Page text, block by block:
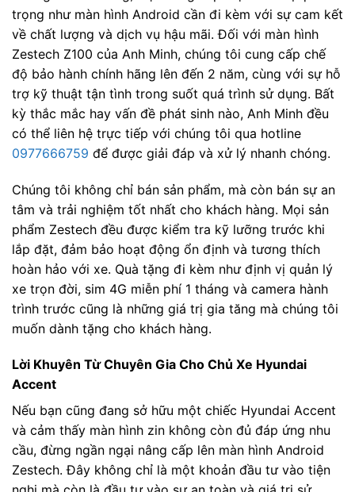
trọng như màn hình Android cần đi kèm với sự cam kết
về chất lượng và dịch vụ hậu mãi. Đối với màn hình
Zestech Z100 của Anh Minh, chúng tôi cung cấp chế
độ bảo hành chính hãng lên đến 2 năm, cùng với sự hỗ
trợ kỹ thuật tận tình trong suốt quá trình sử dụng. Bất
kỳ thắc mắc hay vấn đề phát sinh nào, Anh Minh đều
có thể liên hệ trực tiếp với chúng tôi qua hotline
0977666759 để được giải đáp và xử lý nhanh chóng.
Chúng tôi không chỉ bán sản phẩm, mà còn bán sự an
tâm và trải nghiệm tốt nhất cho khách hàng. Mọi sản
phẩm Zestech đều được kiểm tra kỹ lưỡng trước khi
lắp đặt, đảm bảo hoạt động ổn định và tương thích
hoàn hảo với xe. Quà tặng đi kèm như định vị quản lý
xe trọn đời, sim 4G miễn phí 1 tháng và camera hành
trình trước cũng là những giá trị gia tăng mà chúng tôi
muốn dành tặng cho khách hàng.
Lời Khuyên Từ Chuyên Gia Cho Chủ Xe Hyundai
Accent
Nếu bạn cũng đang sở hữu một chiếc Hyundai Accent
và cảm thấy màn hình zin không còn đủ đáp ứng nhu
cầu, đừng ngần ngại nâng cấp lên màn hình Android
Zestech. Đây không chỉ là một khoản đầu tư vào tiện